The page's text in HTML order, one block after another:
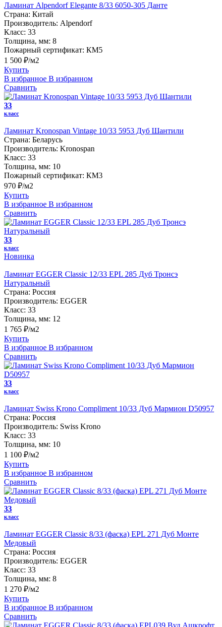
Ламинат Alpendorf Elegante 8/33 6050-305 Данте
Страна: Китай
Производитель: Alpendorf
Класс: 33
Толщина, мм: 8
Пожарный сертификат: КМ5
1 500 ₽/м2
Купить
В избранное В избранном
Сравнить
33
класс
Ламинат Kronospan Vintage 10/33 5953 Дуб Шантили
Страна: Беларусь
Производитель: Kronospan
Класс: 33
Толщина, мм: 10
Пожарный сертификат: КМ3
970 ₽/м2
Купить
В избранное В избранном
Сравнить
33
класс
Новинка
Ламинат EGGER Classic 12/33 EPL 285 Дуб Тронсэ
Натуральный
Страна: Россия
Производитель: EGGER
Класс: 33
Толщина, мм: 12
1 765 ₽/м2
Купить
В избранное В избранном
Сравнить
33
класс
Ламинат Swiss Krono Compliment 10/33 Дуб Мармион D50957
Страна: Россия
Производитель: Swiss Krono
Класс: 33
Толщина, мм: 10
1 100 ₽/м2
Купить
В избранное В избранном
Сравнить
33
класс
Ламинат EGGER Classic 8/33 (фаска) EPL 271 Дуб Монте
Медовый
Страна: Россия
Производитель: EGGER
Класс: 33
Толщина, мм: 8
1 270 ₽/м2
Купить
В избранное В избранном
Сравнить